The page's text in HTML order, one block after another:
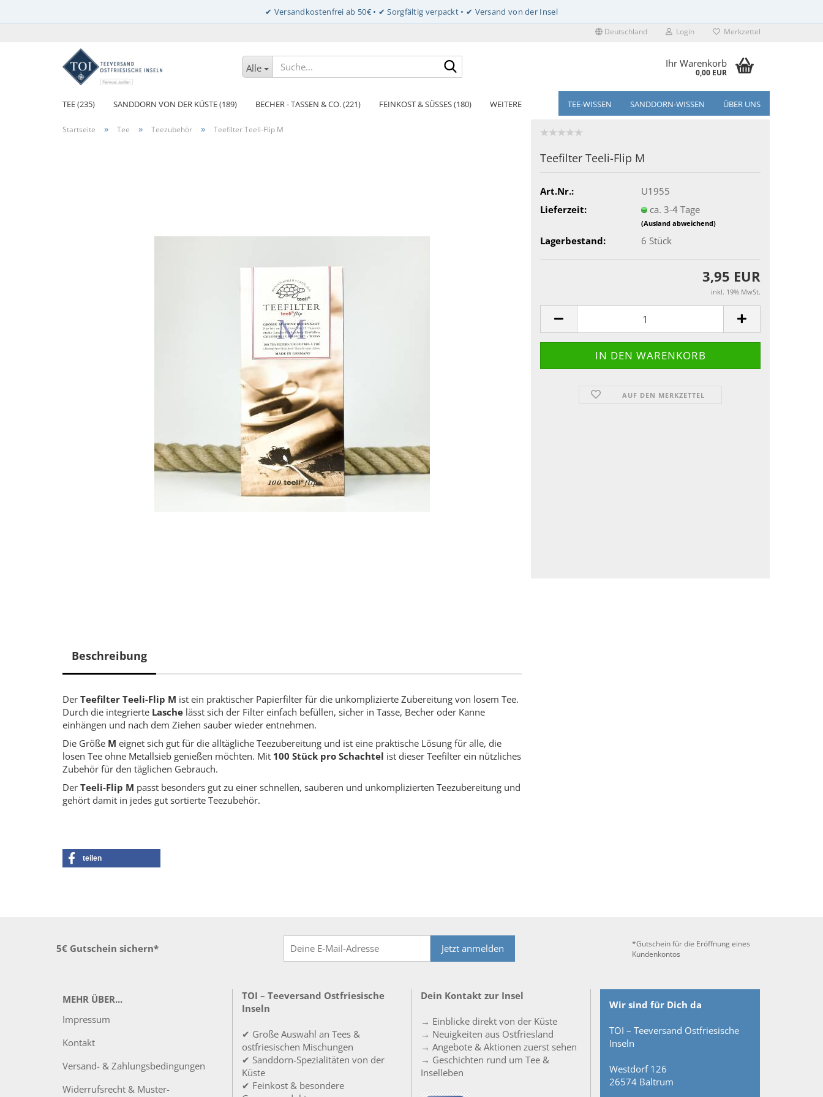
Deutschland Login Merkzettel
Alle Ihr Warenkorb
0,00 EUR
TEE (235) SANDDORN VON DER KÜSTE (189) BECHER - TASSEN & CO. (221) FEINKOST & SÜSSES (180) TEE-WISSEN SANDDORN-WISSEN ÜBER UNS
WEITERE
Startseite » Tee » Teezubehör » Teefilter Teeli-Flip M
Teefilter Teeli-Flip M
Art.Nr.:
U1955
Lieferzeit:
ca. 3-4 Tage
(Ausland abweichend)
Lagerbestand: 6 Stück
3,95 EUR
inkl. 19% MwSt.
AUF DEN MERKZETTEL
Beschreibung
Der Teefilter Teeli-Flip M ist ein praktischer Papierfilter für die unkomplizierte Zubereitung von losem Tee.
Durch die integrierte Lasche lässt sich der Filter einfach befüllen, sicher in Tasse, Becher oder Kanne
einhängen und nach dem Ziehen sauber wieder entnehmen.
Die Größe M eignet sich gut für die alltägliche Teezubereitung und ist eine praktische Lösung für alle, die
losen Tee ohne Metallsieb genießen möchten. Mit 100 Stück pro Schachtel ist dieser Teefilter ein nützliches
Zubehör für den täglichen Gebrauch.
Der Teeli-Flip M passt besonders gut zu einer schnellen, sauberen und unkomplizierten Teezubereitung und
gehört damit in jedes gut sortierte Teezubehör.
teilen
5€ Gutschein sichern* Jetzt anmelden
*Gutschein für die Eröffnung eines
Kundenkontos
MEHR ÜBER...
Impressum
Kontakt
Versand- & Zahlungsbedingungen
Widerrufsrecht & Muster-
TOI – Teeversand Ostfriesische
Inseln
✔ Große Auswahl an Tees &
ostfriesischen Mischungen
✔ Sanddorn-Spezialitäten von der
Küste
✔ Feinkost & besondere
Dein Kontakt zur Insel
→ Einblicke direkt von der Küste
→ Neuigkeiten aus Ostfriesland
→ Angebote & Aktionen zuerst sehen
→ Geschichten rund um Tee &
Inselleben
Wir sind für Dich da
TOI – Teeversand Ostfriesische
Inseln
Westdorf 126
26574 Baltrum